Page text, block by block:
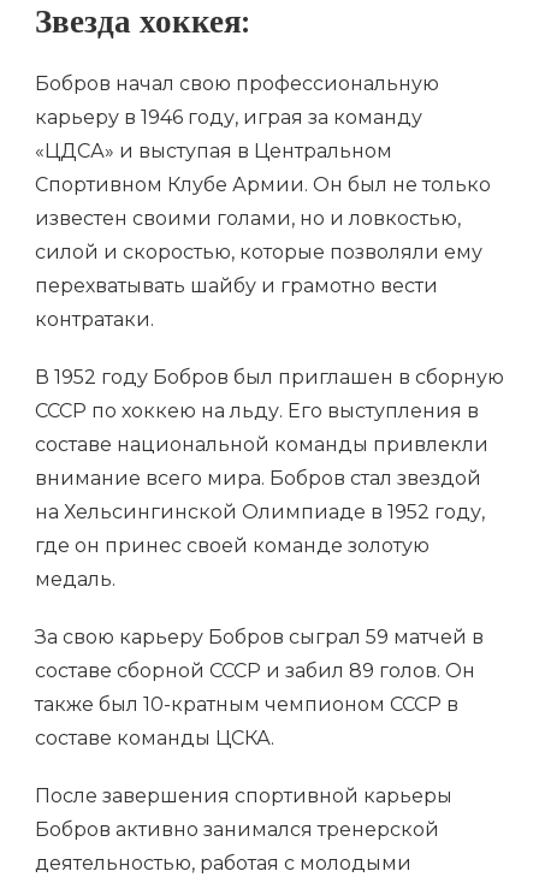
Звезда хоккея:
Бобров начал свою профессиональную
карьеру в 1946 году, играя за команду
«ЦДСА» и выступая в Центральном
Спортивном Клубе Армии. Он был не только
известен своими голами, но и ловкостью,
силой и скоростью, которые позволяли ему
перехватывать шайбу и грамотно вести
контратаки.
В 1952 году Бобров был приглашен в сборную
СССР по хоккею на льду. Его выступления в
составе национальной команды привлекли
внимание всего мира. Бобров стал звездой
на Хельсингинской Олимпиаде в 1952 году,
где он принес своей команде золотую
медаль.
За свою карьеру Бобров сыграл 59 матчей в
составе сборной СССР и забил 89 голов. Он
также был 10-кратным чемпионом СССР в
составе команды ЦСКА.
После завершения спортивной карьеры
Бобров активно занимался тренерской
деятельностью, работая с молодыми